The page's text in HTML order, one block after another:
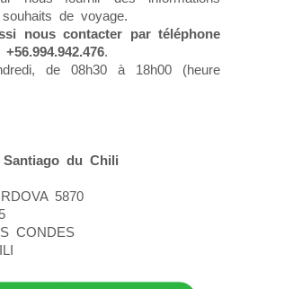
de voyage.
nous contacter par téléphone
.
de 08h30 à 18h00 (heure
du Chili
5870
CONDES